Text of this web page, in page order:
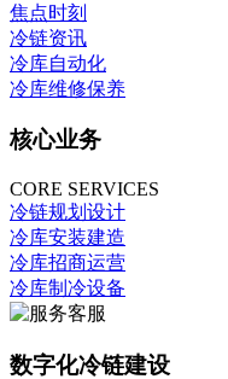
焦点时刻
冷链资讯
冷库自动化
冷库维修保养
核心业务
CORE SERVICES
冷链规划设计
冷库安装建造
冷库招商运营
冷库制冷设备
数字化冷链建设